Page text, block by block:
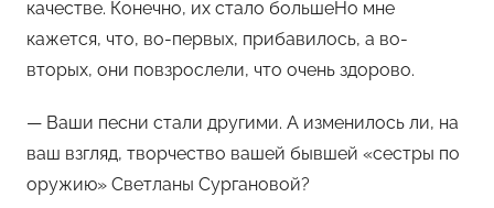
качестве. Конечно, их стало большеНо мне
кажется, что, во-первых, прибавилось, а во-
вторых, они повзрослели, что очень здорово.
— Ваши песни стали другими. А изменилось ли, на
ваш взгляд, творчество вашей бывшей «сестры по
оружию» Светланы Сургановой?